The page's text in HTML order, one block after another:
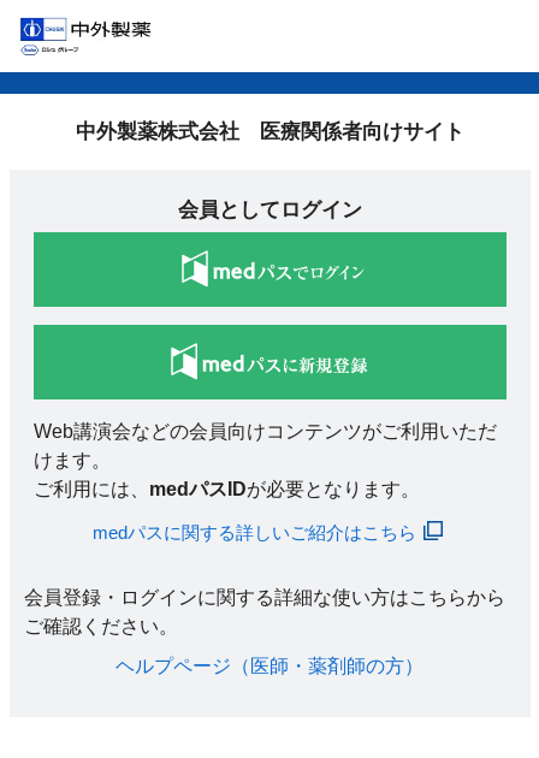
中外製薬株式会社 医療関係者向けサイト
会員としてログイン
Web講演会などの会員向けコンテンツがご利用いただ
けます。
ご利用には、 medパスIDが必要となります。
medパスに関する詳しいご紹介はこちら
会員登録・ログインに関する詳細な使い方はこちらから
ご確認ください。​
ヘルプページ（医師・薬剤師の方）​